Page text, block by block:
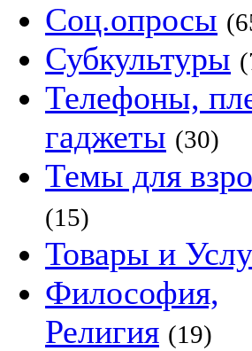
Соц.опросы
Субкультуры
Телефоны,
гаджеты (30)
Темы для
(15)
Товары и
Философия,
Религия (19)